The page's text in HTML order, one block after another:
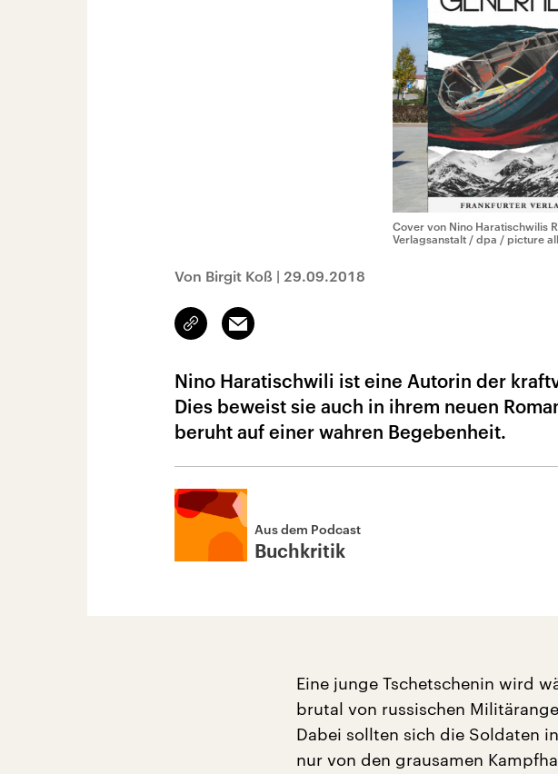
Cover von Nino Haratischwilis
Verlagsanstalt / dpa / picture
Von Birgit Koß | 29.09.2018
Link
kopieren/teilen
Email
Nino Haratischwili ist eine Autorin der
Dies beweist sie auch in ihrem neuen
beruht auf einer wahren Begebenheit.
Aus dem Podcast
Buchkritik
Eine junge Tschetschenin wird
brutal von russischen
Dabei sollten sich die Soldaten
nur von den grausamen